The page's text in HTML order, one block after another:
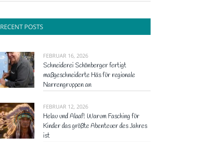
RECENT POSTS
FEBRUAR 16, 2026
Schneiderei Schönberger fertigt
maßgeschneiderte Häs für regionale
Narrengruppen an
FEBRUAR 12, 2026
Helau und Alaaf! Warum Fasching für
Kinder das größte Abenteuer des Jahres
ist